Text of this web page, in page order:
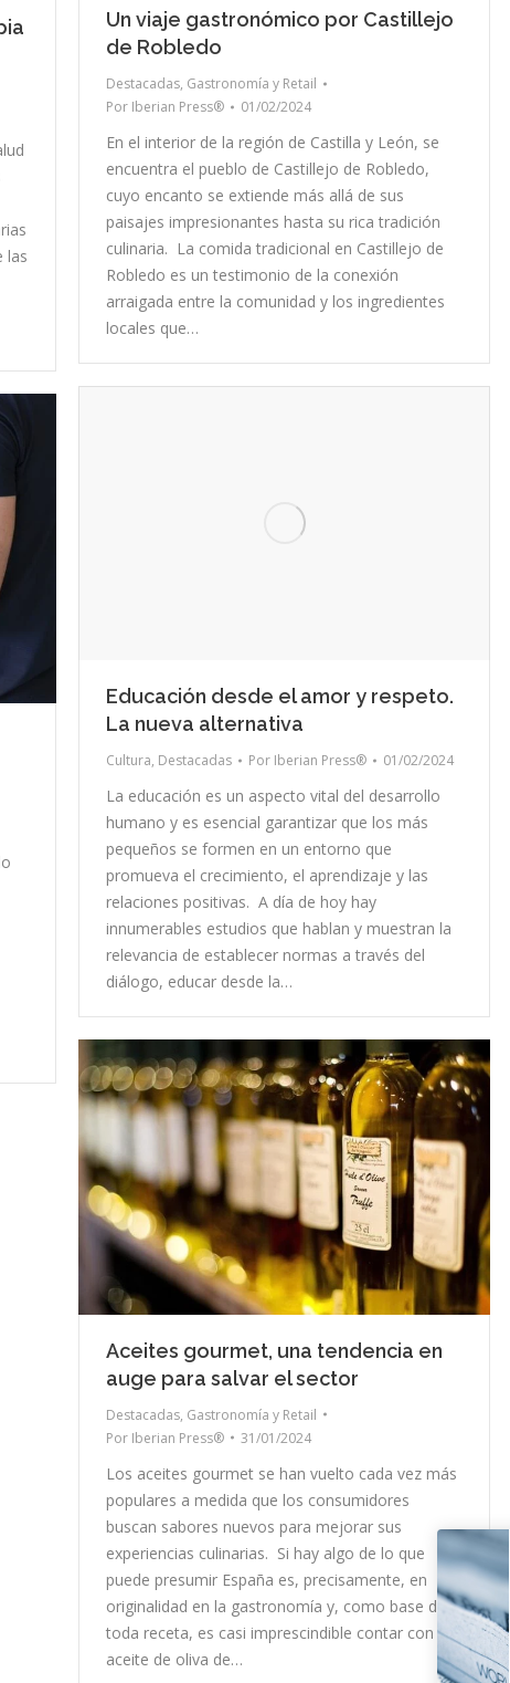
las
Un viaje gastronómico por Castillejo
de Robledo
Destacadas, Gastronomía y Retail
Por Iberian Press® 01/02/2024
En el interior de la región de Castilla y León, se
encuentra el pueblo de Castillejo de Robledo,
cuyo encanto se extiende más allá de sus
paisajes impresionantes hasta su rica tradición
culinaria. La comida tradicional en Castillejo de
Robledo es un testimonio de la conexión
arraigada entre la comunidad y los ingredientes
locales que…
Educación desde el amor y respeto.
La nueva alternativa
Cultura, Destacadas Por Iberian Press® 01/02/2024
La educación es un aspecto vital del desarrollo
humano y es esencial garantizar que los más
pequeños se formen en un entorno que
promueva el crecimiento, el aprendizaje y las
relaciones positivas. A día de hoy hay
innumerables estudios que hablan y muestran la
relevancia de establecer normas a través del
diálogo, educar desde la…
Aceites gourmet, una tendencia en
auge para salvar el sector
Destacadas, Gastronomía y Retail
Por Iberian Press® 31/01/2024
Los aceites gourmet se han vuelto cada vez más
populares a medida que los consumidores
buscan sabores nuevos para mejorar sus
experiencias culinarias. Si hay algo de lo que
puede presumir España es, precisamente, en
originalidad en la gastronomía y, como base de
toda receta, es casi imprescindible contar con el
aceite de oliva de…